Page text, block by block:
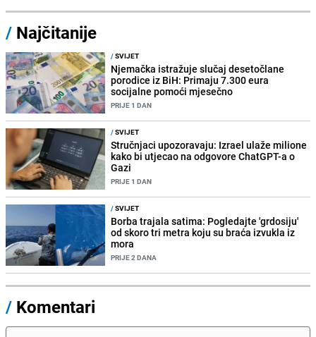
/ Najčitanije
/SVIJET
Njemačka istražuje slučaj desetočlane
porodice iz BiH: Primaju 7.300 eura
socijalne pomoći mjesečno
PRIJE 1 DAN
/SVIJET
Stručnjaci upozoravaju: Izrael ulaže milione
kako bi utjecao na odgovore ChatGPT-a o
Gazi
PRIJE 1 DAN
/SVIJET
Borba trajala satima: Pogledajte 'grdosiju'
od skoro tri metra koju su braća izvukla iz
mora
PRIJE 2 DANA
/ Komentari